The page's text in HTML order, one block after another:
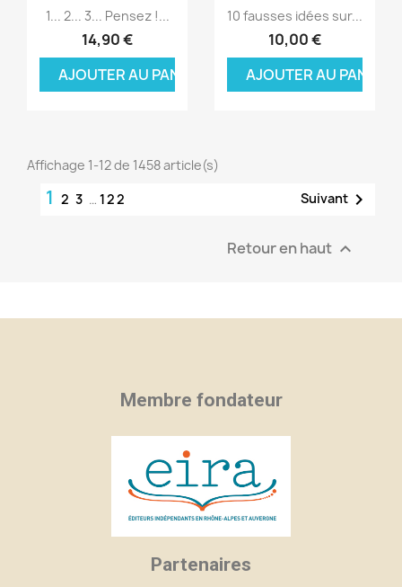
Aperçu rapide
1... 2... 3... Pensez !...
14,90 €
AJOUTER AU PANIER
Aperçu rapide
10 fausses idées sur...
10,00 €
AJOUTER AU PANIER
Affichage 1-12 de 1458 article(s)
1 2 3 … 122 Suivant 
Retour en haut 
Membre fondateur
Partenaires